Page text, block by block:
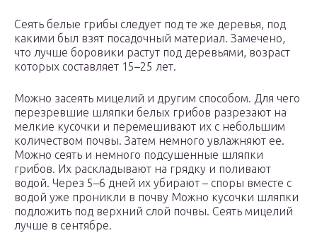
Сеять белые грибы следует под те же деревья, под
какими был взят посадочный материал. Замечено,
что лучше боровики растут под деревьями, возраст
которых составляет 15–25 лет.
Можно засеять мицелий и другим способом. Для чего
перезревшие шляпки белых грибов разрезают на
мелкие кусочки и перемешивают их с небольшим
количеством почвы. Затем немного увлажняют ее.
Можно сеять и немного подсушенные шляпки
грибов. Их раскладывают на грядку и поливают
водой. Через 5–6 дней их убирают – споры вместе с
водой уже проникли в почву Можно кусочки шляпки
подложить под верхний слой почвы. Сеять мицелий
лучше в сентябре.